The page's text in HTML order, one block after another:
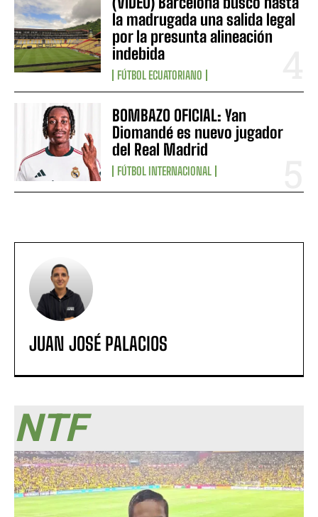
la madrugada una salida legal
por la presunta alineación
indebida
FÚTBOL ECUATORIANO
BOMBAZO OFICIAL: Yan
Diomandé es nuevo jugador
del Real Madrid
FÚTBOL INTERNACIONAL
JUAN JOSÉ PALACIOS
NTF